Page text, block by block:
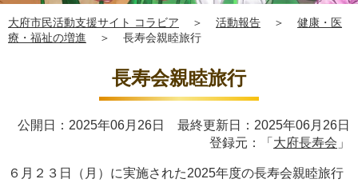
大府市民活動支援サイト コラビア ＞ 活動報告 ＞
健康・医
療・福祉の増進
＞ 長寿会親睦旅行
長寿会親睦旅行
公開日：2025年06月26日 最終更新日：2025年06月26日
登録元：「 大府長寿会 」
６月２３日（月）に実施された2025年度の長寿会親睦旅行